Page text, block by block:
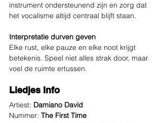
instrument ondersteunend zijn en zorg dat
het vocalisme altijd centraal blijft staan.
Interpretatie durven geven
Elke rust, elke pauze en elke noot krijgt
betekenis. Speel niet alles strak door, maar
voel de ruimte ertussen.
Liedjes Info
Artiest: Damiano David
Nummer: The First Time